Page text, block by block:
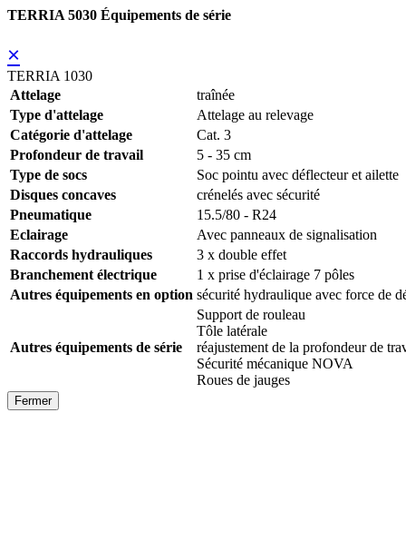
TERRIA 5030 Équipements de série
×
TERRIA 1030
Attelage
traînée
Type d'attelage
Attelage au relevage
Catégorie d'attelage
Cat. 3
Profondeur de travail
5 - 35 cm
Type de socs
Soc pointu avec déflecteur et ailette
Disques concaves
crénelés avec sécurité
Pneumatique
15.5/80 - R24
Eclairage
Avec panneaux de signalisation
Raccords hydrauliques
3 x double effet
Branchement électrique
1 x prise d'éclairage 7 pôles
Autres équipements en option sécurité hydraulique avec force de
Autres équipements de série
Support de rouleau
Tôle latérale
réajustement de la profondeur de
Sécurité mécanique NOVA
Roues de jauges
Fermer